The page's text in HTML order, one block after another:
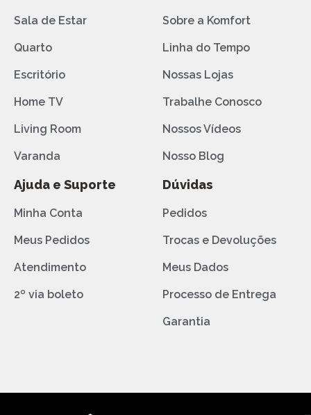
Sala de Estar
Quarto
Escritório
Home TV
Living Room
Varanda
Sobre a Komfort
Linha do Tempo
Nossas Lojas
Trabalhe Conosco
Nossos Vídeos
Nosso Blog
Ajuda e Suporte
Minha Conta
Meus Pedidos
Atendimento
2º via boleto
Dúvidas
Pedidos
Trocas e Devoluções
Meus Dados
Processo de Entrega
Garantia